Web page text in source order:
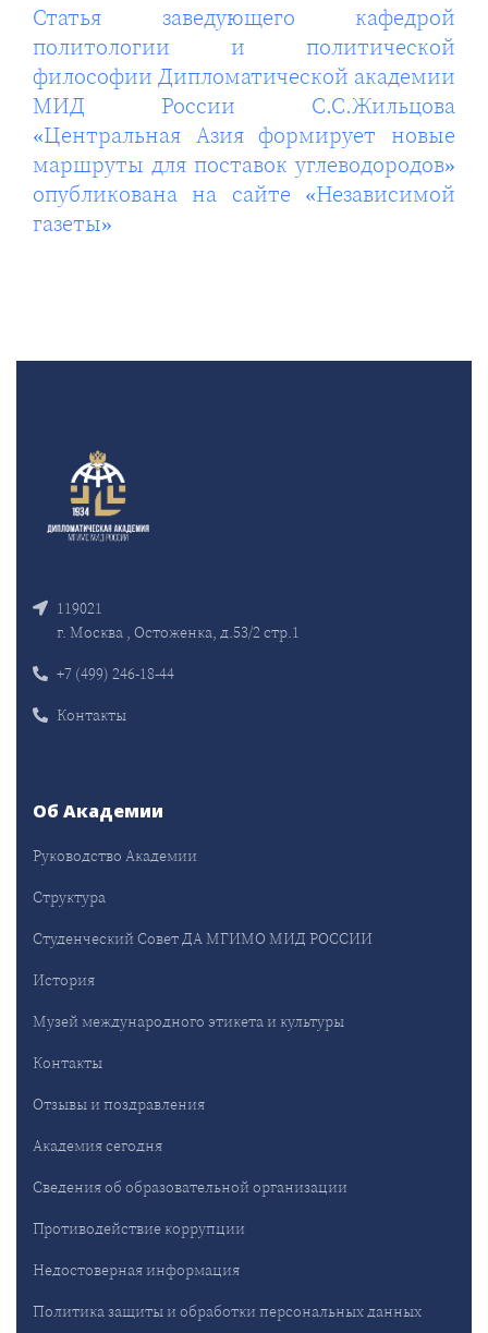
Статья заведующего кафедрой
политологии и политической
философии Дипломатической академии
МИД России С.С.Жильцова
«Центральная Азия формирует новые
маршруты для поставок углеводородов»
опубликована на сайте «Независимой
газеты»
119021
г. Москва , Остоженка, д.53/2 стр.1
+7 (499) 246-18-44
Контакты
Об Академии
Руководство Академии
Структура
Студенческий Совет ДА МГИМО МИД РОССИИ
История
Музей международного этикета и культуры
Контакты
Отзывы и поздравления
Академия сегодня
Сведения об образовательной организации
Противодействие коррупции
Недостоверная информация
Политика защиты и обработки персональных данных